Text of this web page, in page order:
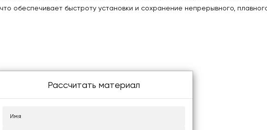
обеспечивает быстроту установки и сохранение непрерывного,
Рассчитать материал